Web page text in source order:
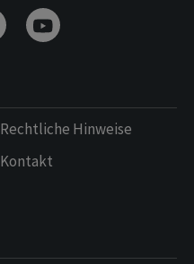
Rechtliche Hinweise
Kontakt